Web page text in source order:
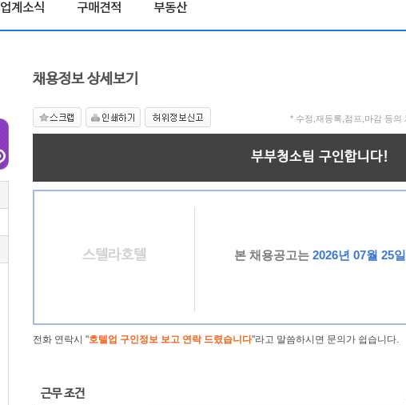
업계소식 구매견적 부동산
채용정보 상세보기
* 수정,재등록,점프,마감 등의
부부청소팀 구인합니다!
스텔라호텔 본 채용공고는 2026년 07월 25일
전화 연락시 "호텔업 구인정보 보고 연락 드렸습니다"라고 말씀하시면 문의가 쉽습니다.
근무 조건